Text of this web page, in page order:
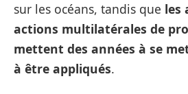
sur les océans, tandis que les
actions multilatérales de
mettent des années à se
à être appliqués.